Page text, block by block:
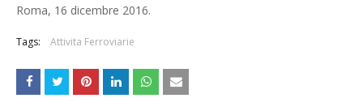
Roma, 16 dicembre 2016.
Tags: Attivita Ferroviarie